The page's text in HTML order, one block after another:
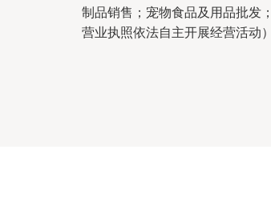
制品销售；宠物食品及用品批发
营业执照依法自主开展经营活动）